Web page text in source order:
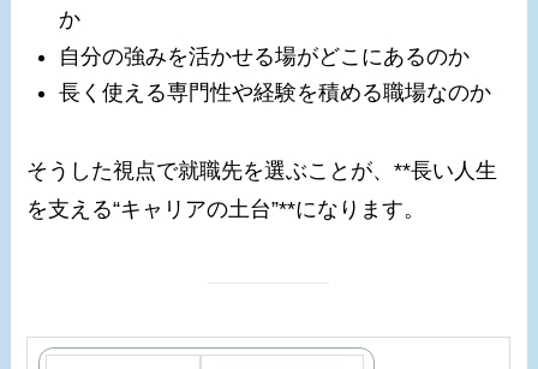
か
自分の強みを活かせる場がどこにあるのか
長く使える専門性や経験を積める職場なのか
そうした視点で就職先を選ぶことが、**長い人生
を支える“キャリアの土台”**になります。